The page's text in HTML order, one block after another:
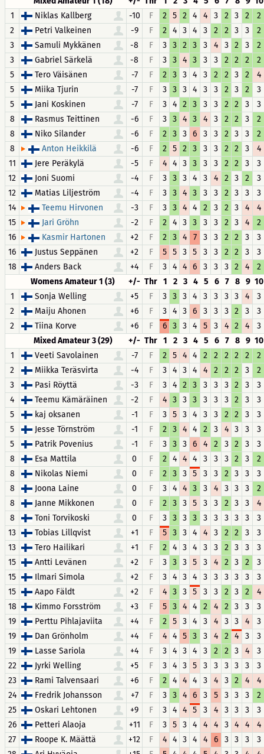
1
Niklas Kallberg -10 F 2 5 2 4 4 3 2 3 2
2
2
Petri Valkeinen -9 F 2 4 3 4 3 2 2 3 3
2
3
Samuli Mykkänen -8 F 3 3 2 3 3 4 3 2 3
2
3
Gabriel Särkelä -8 F 3 3 4 3 3 3 2 2 2
2
5
Tero Väisänen -7 F 2 3 3 4 3 2 2 3 2
4
5
Miika Tjurin -7 F 3 3 3 4 3 3 2 3 2
3
5
Jani Koskinen -7 F 3 4 2 3 3 3 2 2 3
3
8
Rasmus Teittinen -6 F 3 3 4 3 4 3 2 2 3
2
8
Niko Silander -6 F 2 3 3 6 3 3 2 3 3
2
8
Anton Heikkilä -6 F 2 5 2 3 3 3 2 2 3
4
11
Jere Peräkylä -5 F 4 4 3 3 3 3 2 2 3
3
12
Joni Suomi -4 F 3 3 3 4 3 4 2 3 2
3
12
Matias Liljeström -4 F 3 3 4 3 3 3 2 3 3
3
14
Teemu Hirvonen -3 F 3 3 4 4 2 3 2 3 4
4
15
Jari Gröhn -2 F 2 4 3 3 3 3 2 3 4
2
16
Kasmir Hartonen +2 F 2 3 4 7 3 3 2 2 3
3
16
Justus Seppänen +2 F 5 5 3 5 3 3 2 2 3
3
18
Anders Back +4 F 3 4 4 6 3 3 3 2 4
2
Womens Amateur 1 (3)
+/- Thr 1 2 3 4 5 6 7 8 9 10
1
Sonja Welling +5 F 3 3 3 4 3 3 3 3 4
3
2
Maiju Ahonen +6 F 3 4 3 6 3 3 3 2 3
3
2
Tiina Korve +6 F 6 3 3 4 5 3 4 2 4
3
Mixed Amateur 3 (29)
+/- Thr 1 2 3 4 5 6 7 8 9 10
1
Veeti Savolainen -7 F 2 5 4 4 2 2 2 2 2
2
2
Miikka Teräsvirta -4 F 3 4 3 4 4 2 2 2 3
2
3
Pasi Röyttä -3 F 3 4 2 3 3 3 3 2 3
3
4
Teemu Kämäräinen -2 F 4 3 3 3 3 3 3 2 3
3
5
kaj oksanen -1 F 3 5 3 4 3 3 2 2 3
3
5
Jesse Törnström -1 F 2 3 4 4 2 3 4 3 3
3
5
Patrik Povenius -1 F 3 3 3 6 4 2 3 2 3
3
8
Esa Mattila 0 F 2 4 4 4 3 3 3 2 3
2
8
Nikolas Niemi 0 F 2 3 3 5 3 3 2 3 3
3
8
Joona Laine 0 F 3 4 4 3 3 4 3 3 3
2
8
Janne Mikkonen 0 F 2 3 3 5 3 3 2 3 3
4
8
Toni Torvikoski 0 F 3 3 3 3 3 3 3 3 3
3
13
Tobias Lillqvist +1 F 5 3 3 4 4 3 2 2 3
3
13
Tero Hailikari +1 F 2 4 3 4 3 3 2 3 3
3
15
Antti Levänen +2 F 3 3 3 5 3 4 2 3 2
3
15
Ilmari Simola +2 F 3 4 3 4 3 3 3 3 3
3
15
Aapo Fäldt +2 F 4 3 3 5 3 3 2 3 2
4
18
Kimmo Forsström +3 F 5 3 4 4 2 4 2 3 3
3
19
Perttu Pihlajaviita +4 F 2 5 3 4 3 4 3 3 4
3
19
Dan Grönholm +4 F 4 4 5 3 3 4 2 4 3
3
19
Lasse Sariola +4 F 3 4 3 4 3 2 2 3 4
3
22
Jyrki Welling +5 F 3 4 3 5 3 3 3 3 3
3
23
Rami Talvensaari +6 F 2 4 4 4 3 4 3 2 4
4
24
Fredrik Johansson +7 F 3 3 4 6 3 5 3 3 3
2
25
Oskari Lehtonen +9 F 3 4 4 5 3 4 3 3 3
3
26
Petteri Alaoja +11 F 3 5 3 4 4 4 3 4 4
4
27
Roope K. Määttä +12 F 4 4 3 4 4 6 3 3 3
3